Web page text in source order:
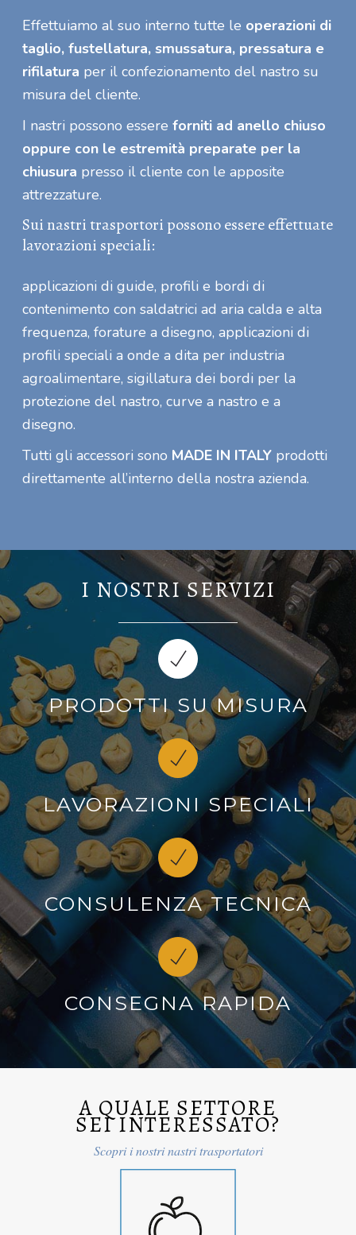
Effettuiamo al suo interno tutte le operazioni di
taglio, fustellatura, smussatura, pressatura e
rifilatura per il confezionamento del nastro su
misura del cliente.
I nastri possono essere forniti ad anello chiuso
oppure con le estremità preparate per la
chiusura presso il cliente con le apposite
attrezzature.
Sui nastri trasportori possono essere effettuate
lavorazioni speciali:
applicazioni di guide, profili e bordi di
contenimento con saldatrici ad aria calda e alta
frequenza, forature a disegno, applicazioni di
profili speciali a onde a dita per industria
agroalimentare, sigillatura dei bordi per la
protezione del nastro, curve a nastro e a
disegno.
Tutti gli accessori sono MADE IN ITALY prodotti
direttamente all’interno della nostra azienda.
I NOSTRI SERVIZI
PRODOTTI SU MISURA
LAVORAZIONI SPECIALI
CONSULENZA TECNICA
CONSEGNA RAPIDA
A QUALE SETTORE
SEI INTERESSATO?
Scopri i nostri nastri trasportatori